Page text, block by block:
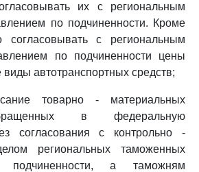
их с региональным
по подчиненности. Кроме
согласовывать с региональным
по подчиненности цены
виды автотранспортных средств;
товарно - материальных
в федеральную
согласования с контрольно -
региональных таможенных
подчиненности, а таможням